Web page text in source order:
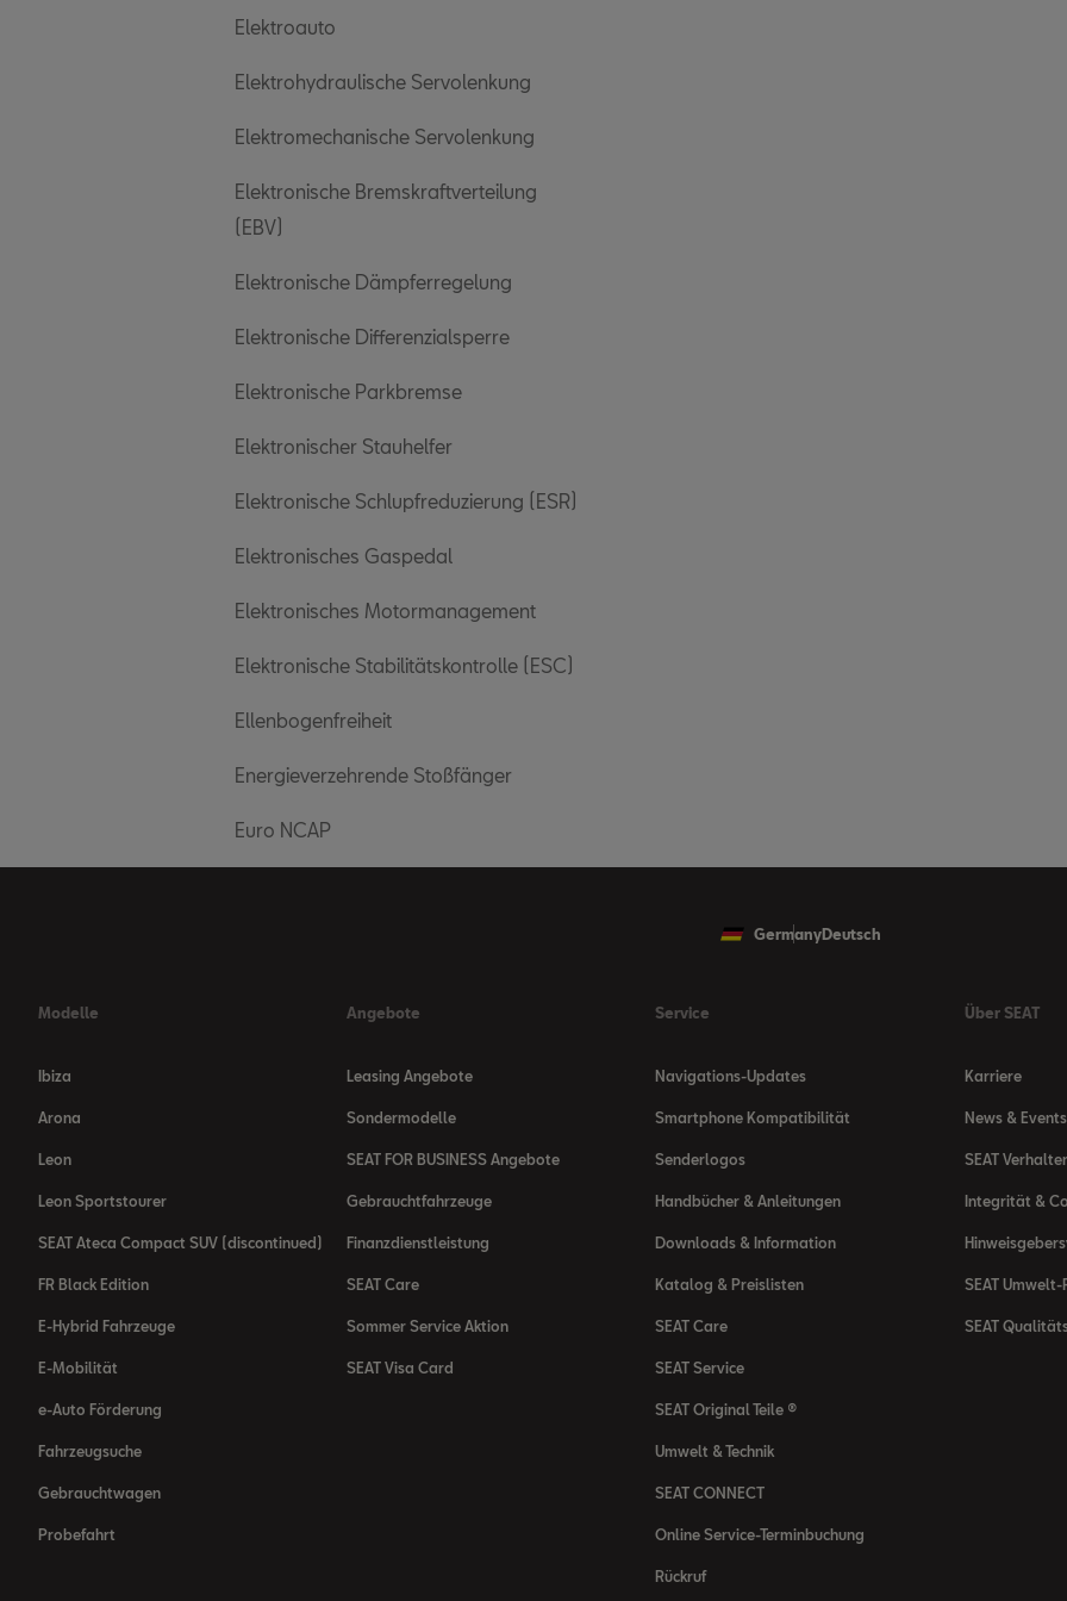
Elektroauto
Elektrohydraulische Servolenkung
Elektromechanische Servolenkung
Elektronische Bremskraftverteilung
(EBV)
Elektronische Dämpferregelung
Elektronische Differenzialsperre
Elektronische Parkbremse
Elektronischer Stauhelfer
Elektronische Schlupfreduzierung (ESR)
Elektronisches Gaspedal
Elektronisches Motormanagement
Elektronische Stabilitätskontrolle (ESC)
Ellenbogenfreiheit
Energieverzehrende Stoßfänger
Euro NCAP
GermanyDeutsch
Modelle
Ibiza
Arona
Leon
Leon Sportstourer
SEAT Ateca Compact SUV (discontinued)
FR Black Edition
E-Hybrid Fahrzeuge
E-Mobilität
e-Auto Förderung
Fahrzeugsuche
Gebrauchtwagen
Probefahrt
Angebote
Leasing Angebote
Sondermodelle
SEAT FOR BUSINESS Angebote
Gebrauchtfahrzeuge
Finanzdienstleistung
SEAT Care
Sommer Service Aktion
SEAT Visa Card
Service
Navigations-Updates
Smartphone Kompatibilität
Senderlogos
Handbücher & Anleitungen
Downloads & Information
Katalog & Preislisten
SEAT Care
SEAT Service
SEAT Original Teile ®
Umwelt & Technik
SEAT CONNECT
Online Service-Terminbuchung
Rückruf
Über SEAT
Karriere
News & Events
SEAT
Integrität &
SEAT
SEAT